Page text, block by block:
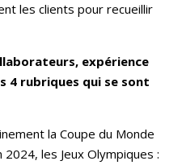
les clients pour recueillir
expérience
4 rubriques qui se sont
la Coupe du Monde
2024, les Jeux Olympiques :